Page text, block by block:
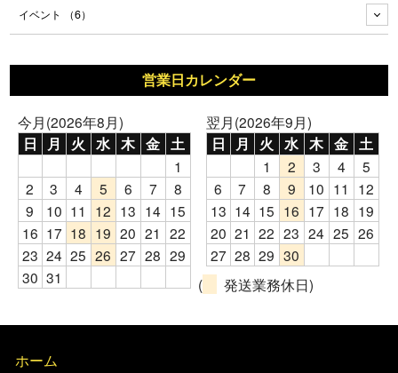
イベント （6）
営業日カレンダー
今月(2026年8月)
日 月 火 水 木 金 土
1
2
3 4 5 6 7
8
9
10 11 12 13 14 15
16 17 18 19 20 21 22
23 24 25 26 27 28 29
30 31
翌月(2026年9月)
日 月 火 水 木 金 土
1 2 3 4
5
6
7 8 9 10 11
12
13 14 15 16 17 18 19
20 21 22 23 24 25 26
27 28 29 30
(
発送業務休日)
ホーム